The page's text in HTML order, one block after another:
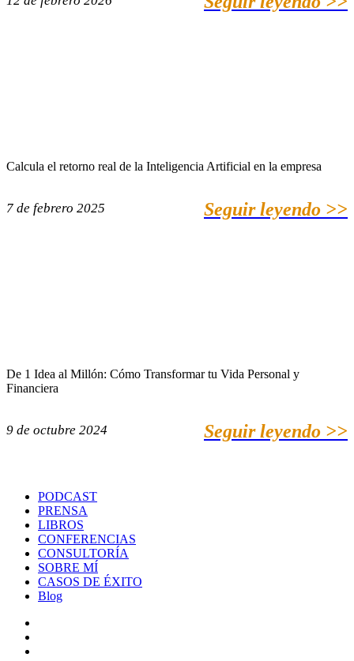
Calcula el retorno real de la Inteligencia Artificial en la empresa
7 de febrero 2025 Seguir leyendo >>
De 1 Idea al Millón: Cómo Transformar tu Vida Personal y
Financiera
9 de octubre 2024 Seguir leyendo >>
PODCAST
PRENSA
LIBROS
CONFERENCIAS
CONSULTORÍA
SOBRE MÍ
CASOS DE ÉXITO
Blog